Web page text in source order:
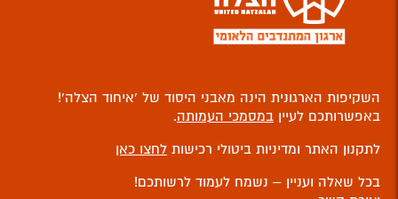
השקיפות הארגונית הינה מאבני היסוד של ‘איחוד הצלה’!
באפשרותכם לעיין במסמכי העמותה.
לתקנון האתר ומדיניות ביטולי רכישות לחצו כאן
בכל שאלה ועניין – נשמח לעמוד לרשותכם!